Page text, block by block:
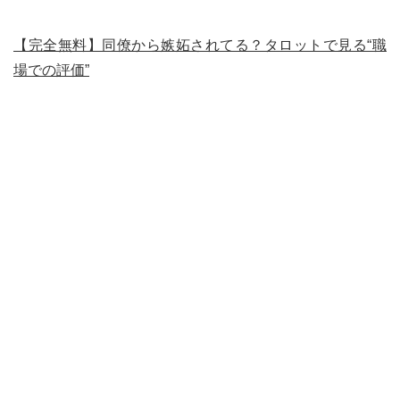
【完全無料】同僚から嫉妬されてる？タロットで見る“職
場での評価”